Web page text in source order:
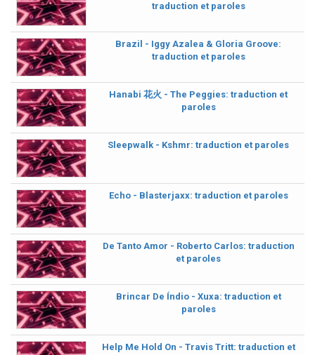
traduction et paroles
Brazil - Iggy Azalea & Gloria Groove:
traduction et paroles
Hanabi 花火 - The Peggies: traduction et
paroles
Sleepwalk - Kshmr: traduction et paroles
Echo - Blasterjaxx: traduction et paroles
De Tanto Amor - Roberto Carlos: traduction
et paroles
Brincar De Índio - Xuxa: traduction et
paroles
Help Me Hold On - Travis Tritt: traduction et